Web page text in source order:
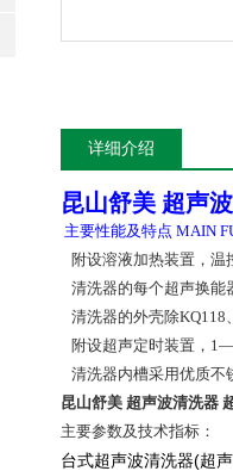
详细介绍
昆山舒美 超声
主要性能及特点 MAIN
附设溶液加热装置，
清洗器的每个超声换能
清洗器的外壳除KQ118
附设超声定时装置，
清洗器内槽采用优质不
昆山舒美 超声波清洗器
主要参数及技术指标：
台式超声波清洗器(超